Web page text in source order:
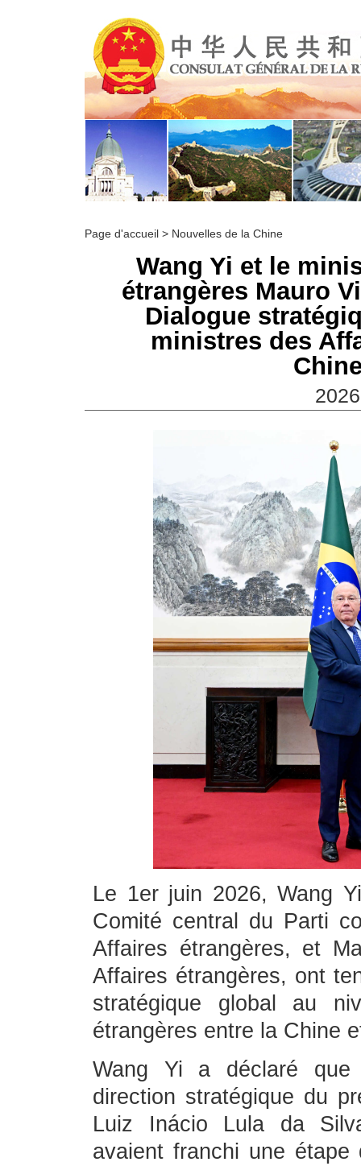
Page d'accueil > Nouvelles de la Chine
Wang Yi et le
étrangères Mauro
Dialogue
ministres des
Le 1er juin 2026, Wang
Comité central du Parti
Affaires étrangères, et
Affaires étrangères, ont
stratégique global au
étrangères entre la Chine
Wang Yi a déclaré
direction stratégique du
Luiz Inácio Lula da
avaient franchi une étape